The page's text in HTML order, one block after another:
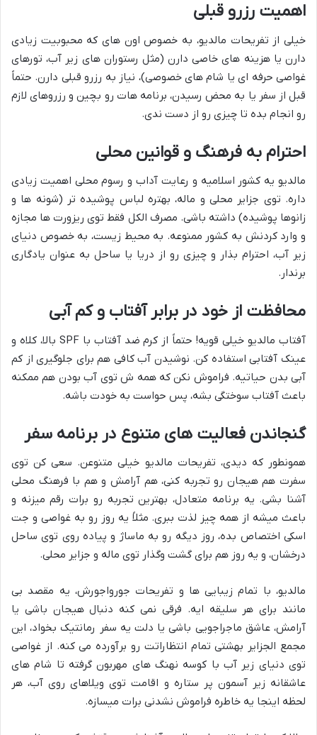
اهمیت رزرو قبلی
خیلی از تفریحات مالدیو، به خصوص اون های که محبوبیت زیادی
دارن یا هزینه های خاصی دارن (مثل رستوران های زیر آب، تورهای
غواصی حرفه ای یا شام های خصوصی)، نیاز به رزرو قبلی دارن. حتماً
قبل از سفر یا به محض رسیدن، برنامه هات رو بچین و رزروهای لازم
رو انجام بده تا چیزی رو از دست ندی.
احترام به فرهنگ و قوانین محلی
مالدیو یه کشور اسلامیه و رعایت آداب و رسوم محلی اهمیت زیادی
داره. توی جزایر محلی و ماله، بهتره لباس پوشیده تر (شونه ها و
زانوها پوشیده) داشته باشی. مصرف الکل فقط توی ریزورت ها مجازه
و وارد کردنش به کشور ممنوعه. به محیط زیست، به خصوص دنیای
زیر آب، احترام بذار و چیزی رو از دریا یا ساحل به عنوان یادگاری
برندار.
محافظت از خود در برابر آفتاب و کم آبی
آفتاب مالدیو خیلی قویه! حتماً از کرم ضد آفتاب با SPF بالا، کلاه و
عینک آفتابی استفاده کن. نوشیدن آب کافی هم برای جلوگیری از کم
آبی بدن حیاتیه. فراموش نکن که همه ش توی آب بودن هم ممکنه
باعث آفتاب سوختگی بشه، پس حواست به خودت باشه.
گنجاندن فعالیت های متنوع در برنامه سفر
همونطور که دیدی، تفریحات مالدیو خیلی متنوعن. سعی کن توی
سفرت هم هیجان رو تجربه کنی، هم آرامش و هم با فرهنگ محلی
آشنا بشی. یه برنامه متعادل، بهترین تجربه رو برات رقم میزنه و
باعث میشه از همه چیز لذت ببری. مثلاً یه روز رو به غواصی و جت
اسکی اختصاص بده، روز دیگه رو به ماساژ و پیاده روی توی ساحل
درخشان، و یه روز هم برای گشت وگذار توی ماله و جزایر محلی.
مالدیو، با تمام زیبایی ها و تفریحات جورواجورش، یه مقصد بی
مانند برای هر سلیقه ایه. فرقی نمی کنه دنبال هیجان باشی یا
آرامش، عاشق ماجراجویی باشی یا دلت یه سفر رمانتیک بخواد، این
مجمع الجزایر بهشتی تمام انتظاراتت رو برآورده می کنه. از غواصی
توی دنیای زیر آب با کوسه نهنگ های مهربون گرفته تا شام های
عاشقانه زیر آسمون پر ستاره و اقامت توی ویلاهای روی آب، هر
لحظه اینجا یه خاطره فراموش نشدنی برات میسازه.